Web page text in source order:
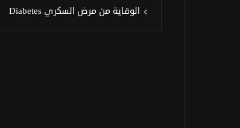
الوقاية من مرض السكري Diabetes